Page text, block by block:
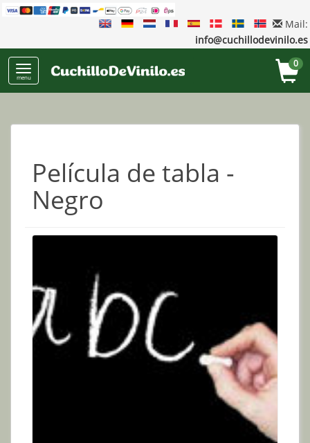
Mail:
info@cuchillodevinilo.es
menu
0
Película de tabla -
Negro